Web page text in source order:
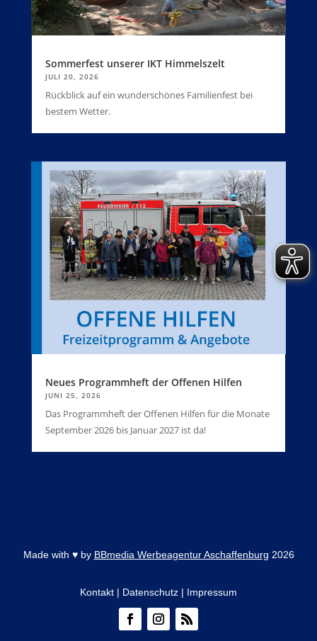
Sommerfest unserer IKT Himmelszelt
JULI 20, 2026
Rückblick auf ein wunderschönes Familienfest bei
bestem Wetter.
Neues Programmheft der Offenen Hilfen
JUNI 25, 2026
Das Programmheft der Offenen Hilfen für die Monate
September 2026 bis Januar 2027 ist da!
Made with ♥by BBmedia Werbeagentur Aschaffenburg 2026
Kontakt | Datenschutz | Impressum